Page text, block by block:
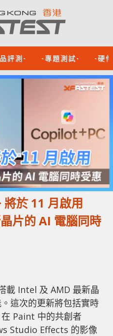
評測- -專題測試- -硬
於 11 月啟用
片的 AI 電腦同時
載 Intel 及 AMD 最新晶
這次的更新將包括實時
Paint 中的共創者
Studio Effects 的影像